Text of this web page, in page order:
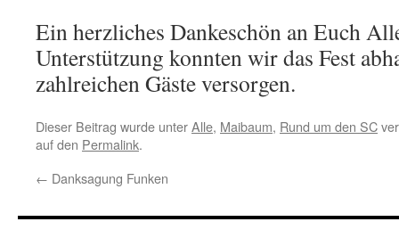
Ein herzliches Dankeschön an Euch
Unterstützung konnten wir das Fest
zahlreichen Gäste versorgen.
Dieser Beitrag wurde unterAlle, Maibaum, Rund um den SC
auf den Permalink.
← Danksagung Funken